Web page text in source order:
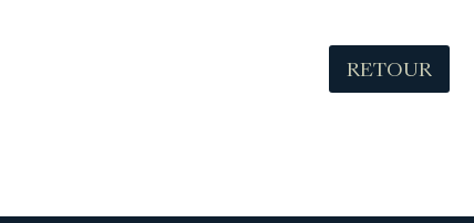
RETOUR